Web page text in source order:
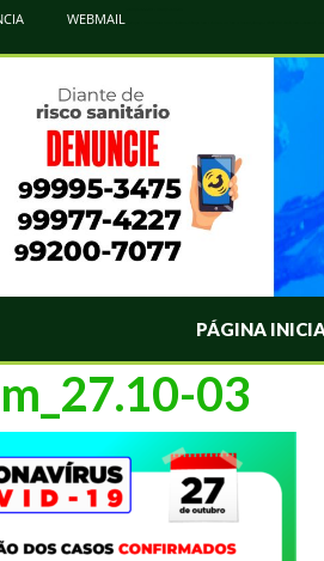
WEBMAIL
PÁGINA
03